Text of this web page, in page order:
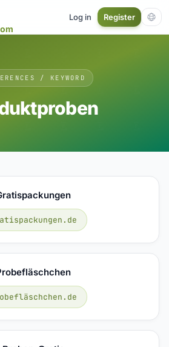
Log in Register
/ KEYWORD